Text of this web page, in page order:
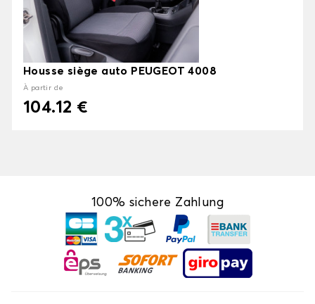
Housse siège auto PEUGEOT 4008
À partir de
104.12 €
100% sichere Zahlung